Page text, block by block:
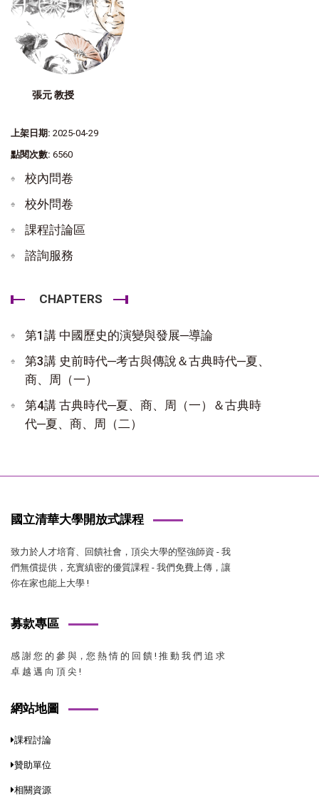
張元 教授
上架日期: 2025-04-29
點閱次數: 6560
校內問卷
校外問卷
課程討論區
諮詢服務
CHAPTERS
第1講 中國歷史的演變與發展─導論
第3講 史前時代─考古與傳說＆古典時代─夏、
商、周（一）
第4講 古典時代─夏、商、周（一）＆古典時
代─夏、商、周（二）
國立清華大學開放式課程
致力於人才培育、回饋社會，頂尖大學的堅強師資 - 我
們無償提供，充實縝密的優質課程 - 我們免費上傳，讓
你在家也能上大學 !
募款專區
感 謝 您 的 參 與，您 熱 情 的 回 饋 ! 推 動 我 們 追 求
卓 越 邁 向 頂 尖 !
網站地圖
課程討論
贊助單位
相關資源